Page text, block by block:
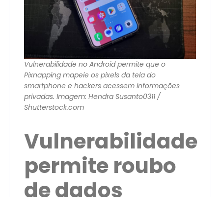
Vulnerabilidade no Android permite que o
Pixnapping mapeie os pixels da tela do
smartphone e hackers acessem informações
privadas. Imagem: Hendra Susanto0311 /
Shutterstock.com
Vulnerabilidade
permite roubo
de dados